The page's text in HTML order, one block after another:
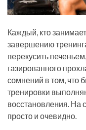
Каждый, кто
завершению
перекусить
газированного
сомнений в том, что
тренировки
восстановления. На
просто и очевидно.